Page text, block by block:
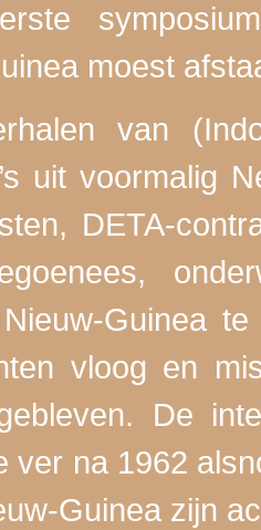
moest
van
uit voormalig
DETA-
Guinea
vloog en
De
ver na 1962
Guinea zijn